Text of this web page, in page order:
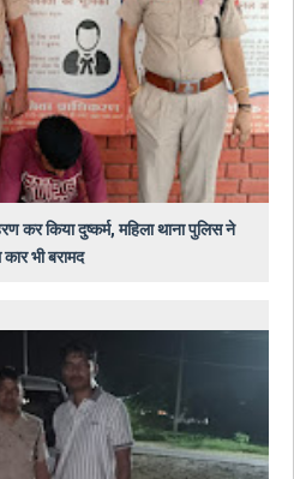
कर किया दुष्कर्म, महिला थाना पुलिस ने
भी बरामद